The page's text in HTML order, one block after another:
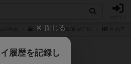
パレードの通販/商品詳細
閉じる
履歴を記録し